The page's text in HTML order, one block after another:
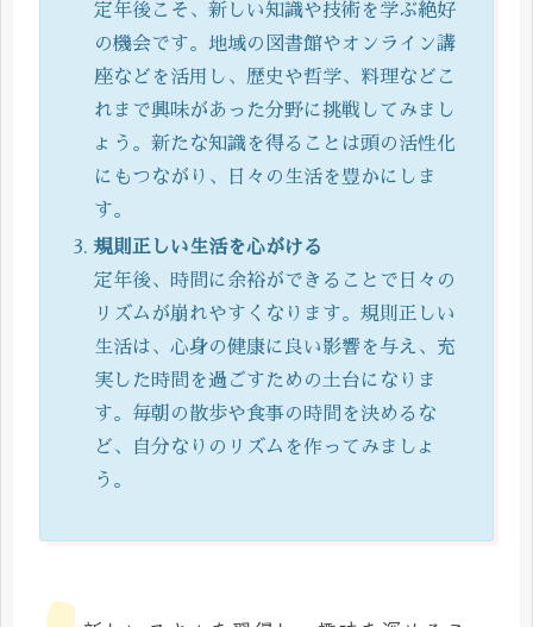
定年後こそ、新しい知識や技術を学ぶ絶好
の機会です。地域の図書館やオンライン講
座などを活用し、歴史や哲学、料理などこ
れまで興味があった分野に挑戦してみまし
ょう。新たな知識を得ることは頭の活性化
にもつながり、日々の生活を豊かにしま
す。
規則正しい生活を心がける
定年後、時間に余裕ができることで日々の
リズムが崩れやすくなります。規則正しい
生活は、心身の健康に良い影響を与え、充
実した時間を過ごすための土台になりま
す。毎朝の散歩や食事の時間を決めるな
ど、自分なりのリズムを作ってみましょ
う。